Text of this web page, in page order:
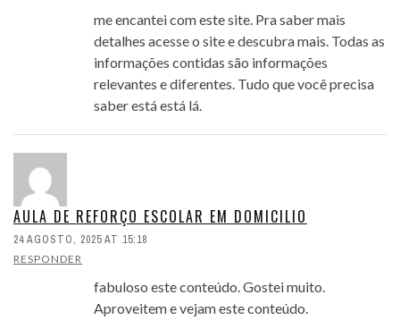
me encantei com este site. Pra saber mais
detalhes acesse o site e descubra mais. Todas as
informações contidas são informações
relevantes e diferentes. Tudo que você precisa
saber está está lá.
AULA DE REFORÇO ESCOLAR EM DOMICILIO
24 AGOSTO, 2025 AT 15:18
RESPONDER
fabuloso este conteúdo. Gostei muito.
Aproveitem e vejam este conteúdo.